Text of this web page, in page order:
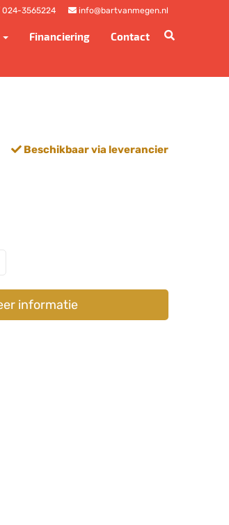
024-3565224 info@bartvanmegen.nl
Financiering Contact
Beschikbaar via leverancier
informatie